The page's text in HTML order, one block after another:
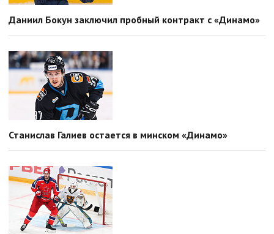
Даниил Бокун заключил пробный контракт с «Динамо»
Станислав Галиев остается в минском «Динамо»